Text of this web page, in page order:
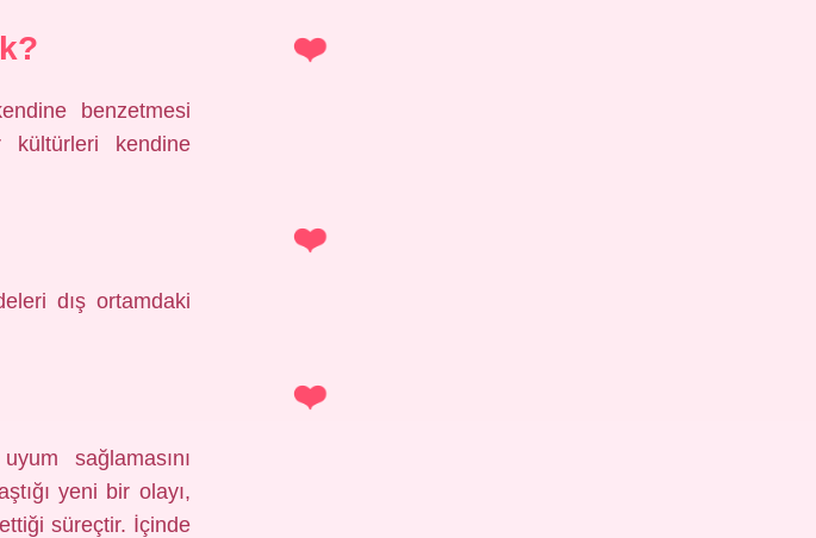
benzetmesi
kültürleri kendine
dış ortamdaki
sağlamasını
yeni bir olayı,
süreçtir. İçinde